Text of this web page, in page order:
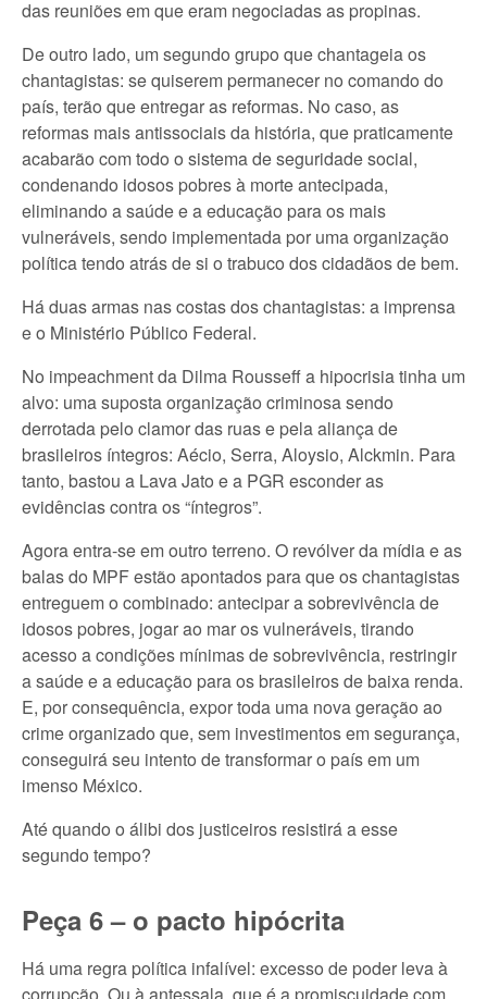
das reuniões em que eram negociadas as propinas.
De outro lado, um segundo grupo que chantageia os
chantagistas: se quiserem permanecer no comando do
país, terão que entregar as reformas. No caso, as
reformas mais antissociais da história, que praticamente
acabarão com todo o sistema de seguridade social,
condenando idosos pobres à morte antecipada,
eliminando a saúde e a educação para os mais
vulneráveis, sendo implementada por uma organização
política tendo atrás de si o trabuco dos cidadãos de bem.
Há duas armas nas costas dos chantagistas: a imprensa
e o Ministério Público Federal.
No impeachment da Dilma Rousseff a hipocrisia tinha um
alvo: uma suposta organização criminosa sendo
derrotada pelo clamor das ruas e pela aliança de
brasileiros íntegros: Aécio, Serra, Aloysio, Alckmin. Para
tanto, bastou a Lava Jato e a PGR esconder as
evidências contra os “íntegros”.
Agora entra-se em outro terreno. O revólver da mídia e as
balas do MPF estão apontados para que os chantagistas
entreguem o combinado: antecipar a sobrevivência de
idosos pobres, jogar ao mar os vulneráveis, tirando
acesso a condições mínimas de sobrevivência, restringir
a saúde e a educação para os brasileiros de baixa renda.
E, por consequência, expor toda uma nova geração ao
crime organizado que, sem investimentos em segurança,
conseguirá seu intento de transformar o país em um
imenso México.
Até quando o álibi dos justiceiros resistirá a esse
segundo tempo?
Peça 6 – o pacto hipócrita
Há uma regra política infalível: excesso de poder leva à